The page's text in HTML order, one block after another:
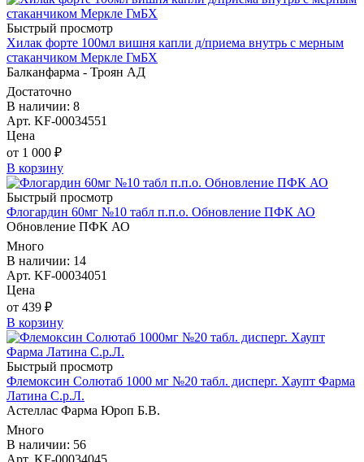
Быстрый просмотр
Хилак форте 100мл вишня капли д/приема внутрь с мерным
стаканчиком Меркле ГмБХ
Балканфарма - Троян АД
Достаточно
В наличии: 8
Арт. KF-00034551
Цена
от 1 000 ₽
В корзину
Быстрый просмотр
Флогардин 60мг №10 табл п.п.о. Обновление ПФК АО
Обновление ПФК АО
Много
В наличии: 14
Арт. KF-00034051
Цена
от 439 ₽
В корзину
Быстрый просмотр
Флемоксин Солютаб 1000 мг №20 табл. дисперг. Хаупт Фарма
Латина С.р.Л.
Астеллас Фарма Юроп Б.В.
Много
В наличии: 56